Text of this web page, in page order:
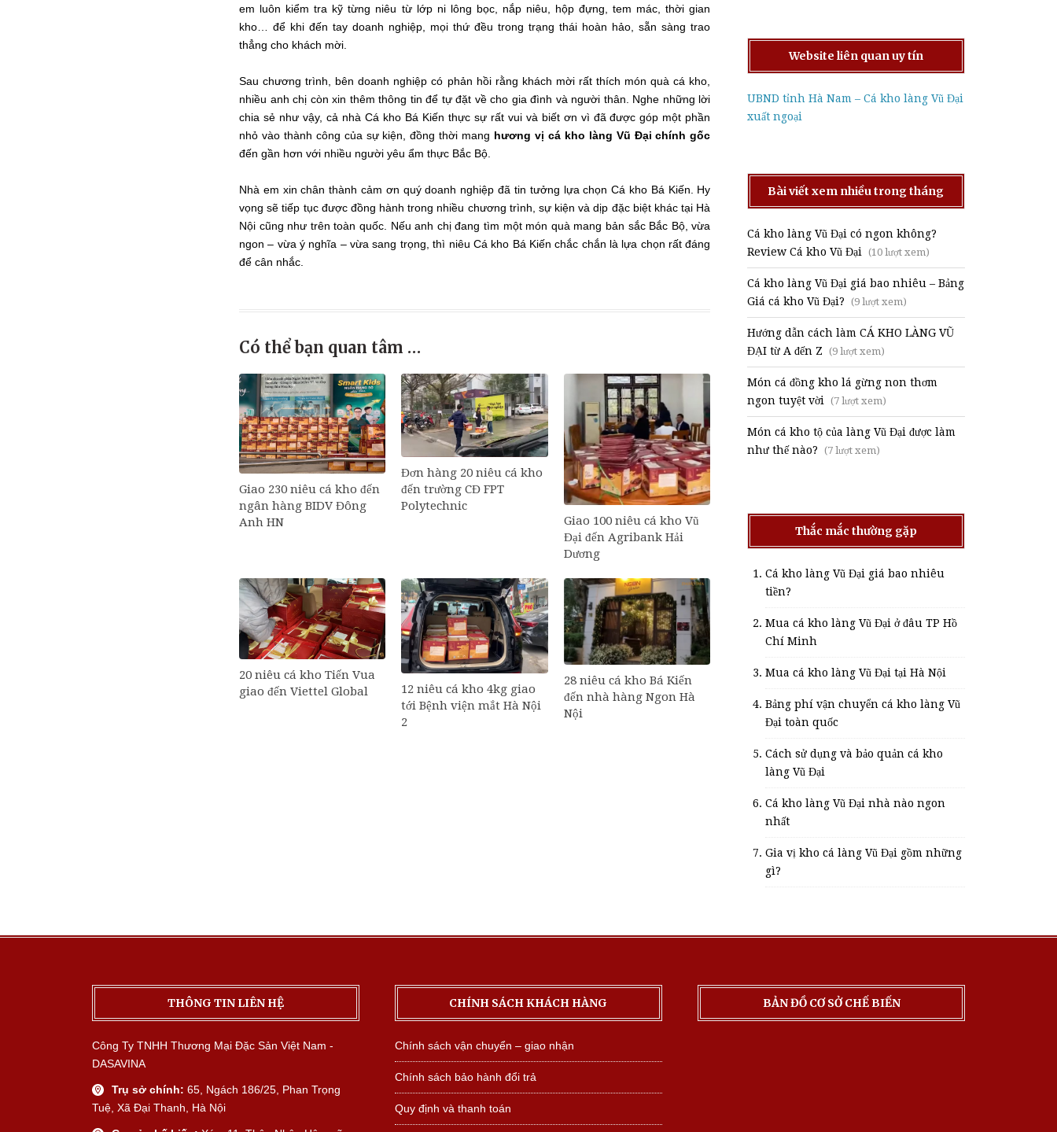
em luôn kiểm tra kỹ từng niêu từ lớp ni lông bọc, nắp niêu, hộp đựng, tem mác, thời gian
kho… để khi đến tay doanh nghiệp, mọi thứ đều trong trạng thái hoàn hảo, sẵn sàng trao
thẳng cho khách mời.
Sau chương trình, bên doanh nghiệp có phản hồi rằng khách mời rất thích món quà cá kho,
nhiều anh chị còn xin thêm thông tin để tự đặt về cho gia đình và người thân. Nghe những lời
chia sẻ như vậy, cả nhà Cá kho Bá Kiến thực sự rất vui và biết ơn vì đã được góp một phần
nhỏ vào thành công của sự kiện, đồng thời mang hương vị cá kho làng Vũ Đại chính gốc
đến gần hơn với nhiều người yêu ẩm thực Bắc Bộ.
Nhà em xin chân thành cảm ơn quý doanh nghiệp đã tin tưởng lựa chọn Cá kho Bá Kiến. Hy
vọng sẽ tiếp tục được đồng hành trong nhiều chương trình, sự kiện và dịp đặc biệt khác tại Hà
Nội cũng như trên toàn quốc. Nếu anh chị đang tìm một món quà mang bản sắc Bắc Bộ, vừa
ngon – vừa ý nghĩa – vừa sang trọng, thì niêu Cá kho Bá Kiến chắc chắn là lựa chọn rất đáng
để cân nhắc.
Có thể bạn quan tâm …
Giao 230 niêu cá kho đến
ngân hàng BIDV Đông
Anh HN
Đơn hàng 20 niêu cá kho
đến trường CĐ FPT
Polytechnic
Giao 100 niêu cá kho Vũ
Đại đến Agribank Hải
Dương
20 niêu cá kho Tiến Vua
giao đến Viettel Global
12 niêu cá kho 4kg giao
tới Bệnh viện mắt Hà Nội
2
28 niêu cá kho Bá Kiến
đến nhà hàng Ngon Hà
Nội
Website liên quan uy tín
UBND tỉnh Hà Nam – Cá kho làng Vũ Đại
xuất ngoại
Bài viết xem nhiều trong tháng
Cá kho làng Vũ Đại có ngon không?
Review Cá kho Vũ Đại (10 lượt xem)
Cá kho làng Vũ Đại giá bao nhiêu – Bảng
Giá cá kho Vũ Đại? (9 lượt xem)
Hướng dẫn cách làm CÁ KHO LÀNG VŨ
ĐẠI từ A đến Z (9 lượt xem)
Món cá đồng kho lá gừng non thơm
ngon tuyệt vời (7 lượt xem)
Món cá kho tộ của làng Vũ Đại được làm
như thế nào? (7 lượt xem)
Thắc mắc thường gặp
Cá kho làng Vũ Đại giá bao nhiêu
tiền?
Mua cá kho làng Vũ Đại ở đâu TP Hồ
Chí Minh
Mua cá kho làng Vũ Đại tại Hà Nội
Bảng phí vận chuyển cá kho làng Vũ
Đại toàn quốc
Cách sử dụng và bảo quản cá kho
làng Vũ Đại
Cá kho làng Vũ Đại nhà nào ngon
nhất
Gia vị kho cá làng Vũ Đại gồm những
gì?
THÔNG TIN LIÊN HỆ
Công Ty TNHH Thương Mại Đặc Sản Việt Nam -
DASAVINA
Trụ sở chính: 65, Ngách 186/25, Phan Trọng
Tuệ, Xã Đại Thanh, Hà Nội
CHÍNH SÁCH KHÁCH HÀNG
Chính sách vận chuyển – giao nhận
Chính sách bảo hành đổi trả
Quy định và thanh toán
BẢN ĐỒ CƠ SỞ CHẾ BIẾN